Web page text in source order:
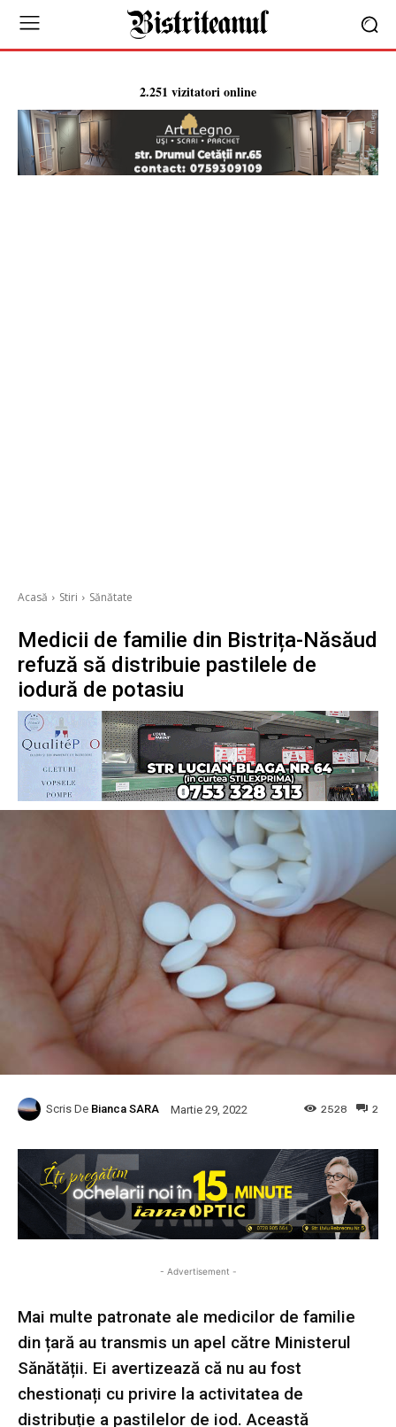
2.251 vizitatori online
Acasă Stiri Sănătate
Medicii de familie din Bistrița-Năsăud
refuză să distribuie pastilele de
iodură de potasiu
Scris De Bianca SARA Martie 29, 2022 2
2528
- Advertisement -
Mai multe patronate ale medicilor de familie
din țară au transmis un apel către Ministerul
Sănătății. Ei avertizează că nu au fost
chestionați cu privire la activitatea de
distribuție a pastilelor de iod. Această